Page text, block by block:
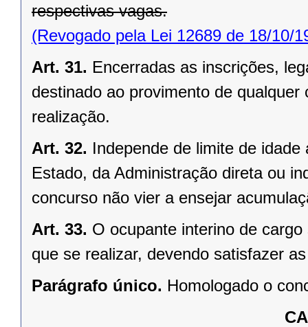
respectivas vagas.
(Revogado pela Lei 12689 de 18/10/
Art. 31. Encerradas as inscrições,
destinado ao provimento de
realização.
Art. 32. Independe de limite de
Estado, da Administração direta ou
concurso não vier a ensejar
Art. 33. O ocupante interino de
que se realizar, devendo satisfazer
Parágrafo único. Homologado o